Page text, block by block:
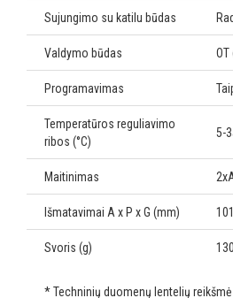
Sujungimo su katilu būdas
Valdymo būdas OT
Programavimas
Temperatūros reguliavimo
ribos (°C)
5-
Maitinimas
Išmatavimai A x P x G (mm)
Svoris (g) 130
* Techninių duomenų lentelių